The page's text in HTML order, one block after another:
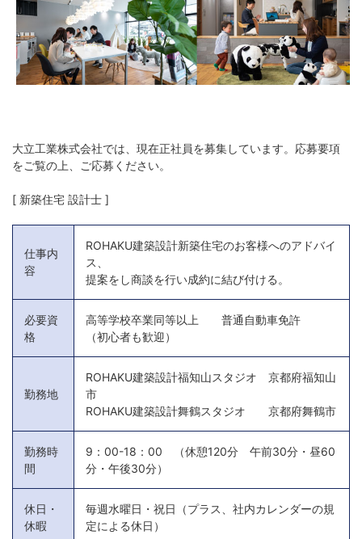
大立工業株式会社では、現在正社員を募集しています。応募要項
をご覧の上、ご応募ください。
[ 新築住宅 設計士 ]
仕事内
容
ROHAKU建築設計新築住宅のお客様へのアドバイ
ス、
提案をし商談を行い成約に結び付ける。
必要資
格
高等学校卒業同等以上 普通自動車免許
（初心者も歓迎）
勤務地
ROHAKU建築設計福知山スタジオ 京都府福知山
市
ROHAKU建築設計舞鶴スタジオ 京都府舞鶴市
勤務時
間
9：00-18：00 （休憩120分 午前30分・昼60
分・午後30分）
休日・
休暇
毎週水曜日・祝日（プラス、社内カレンダーの規
定による休日）